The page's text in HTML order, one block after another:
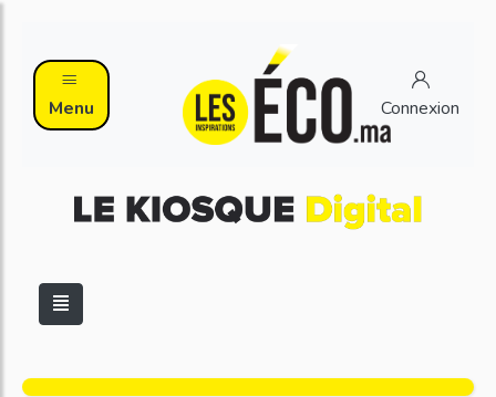
Menu Connexion